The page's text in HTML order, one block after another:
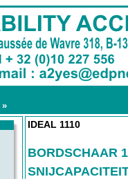
»
IDEAL 1110
BORDSCHAAR